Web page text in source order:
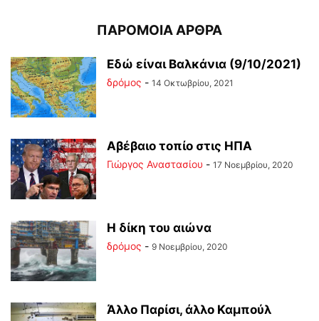
ΠΑΡΟΜΟΙΑ ΑΡΘΡΑ
Εδώ είναι Βαλκάνια (9/10/2021)
δρόμος - 14 Οκτωβρίου, 2021
Αβέβαιο τοπίο στις ΗΠΑ
Γιώργος Αναστασίου - 17 Νοεμβρίου, 2020
Η δίκη του αιώνα
δρόμος - 9 Νοεμβρίου, 2020
Άλλο Παρίσι, άλλο Καμπούλ